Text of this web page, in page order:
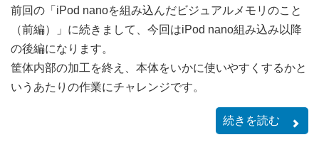
前回の「iPod nanoを組み込んだビジュアルメモリのこと
（前編）」に続きまして、今回はiPod nano組み込み以降
の後編になります。
筐体内部の加工を終え、本体をいかに使いやすくするかと
いうあたりの作業にチャレンジです。
続きを読む